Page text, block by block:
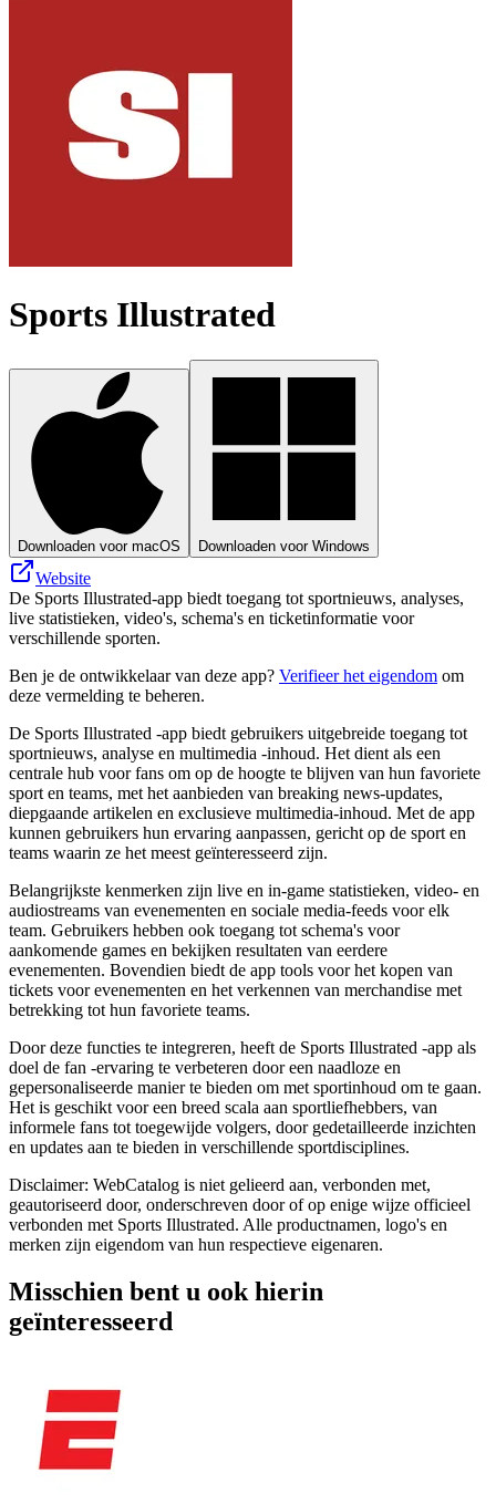
Sports Illustrated
Downloaden voor macOS Downloaden voor Windows
Website
De Sports Illustrated-app biedt toegang tot sportnieuws, analyses,
live statistieken, video's, schema's en ticketinformatie voor
verschillende sporten.
Ben je de ontwikkelaar van deze app? Verifieer het eigendom om
deze vermelding te beheren.
De Sports Illustrated -app biedt gebruikers uitgebreide toegang tot
sportnieuws, analyse en multimedia -inhoud. Het dient als een
centrale hub voor fans om op de hoogte te blijven van hun favoriete
sport en teams, met het aanbieden van breaking news-updates,
diepgaande artikelen en exclusieve multimedia-inhoud. Met de app
kunnen gebruikers hun ervaring aanpassen, gericht op de sport en
teams waarin ze het meest geïnteresseerd zijn.
Belangrijkste kenmerken zijn live en in-game statistieken, video- en
audiostreams van evenementen en sociale media-feeds voor elk
team. Gebruikers hebben ook toegang tot schema's voor
aankomende games en bekijken resultaten van eerdere
evenementen. Bovendien biedt de app tools voor het kopen van
tickets voor evenementen en het verkennen van merchandise met
betrekking tot hun favoriete teams.
Door deze functies te integreren, heeft de Sports Illustrated -app als
doel de fan -ervaring te verbeteren door een naadloze en
gepersonaliseerde manier te bieden om met sportinhoud om te gaan.
Het is geschikt voor een breed scala aan sportliefhebbers, van
informele fans tot toegewijde volgers, door gedetailleerde inzichten
en updates aan te bieden in verschillende sportdisciplines.
Disclaimer: WebCatalog is niet gelieerd aan, verbonden met,
geautoriseerd door, onderschreven door of op enige wijze officieel
verbonden met Sports Illustrated. Alle productnamen, logo's en
merken zijn eigendom van hun respectieve eigenaren.
Misschien bent u ook hierin
geïnteresseerd